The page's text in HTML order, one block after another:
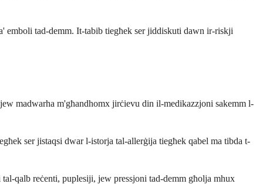
emboli tad-demm. It-tabib tiegħek ser jiddiskuti dawn ir-riskji
madwarha m'għandhomx jirċievu din il-medikazzjoni sakemm l-
ser jistaqsi dwar l-istorja tal-allerġija tiegħek qabel ma tibda t-
qalb reċenti, puplesiji, jew pressjoni tad-demm għolja mhux